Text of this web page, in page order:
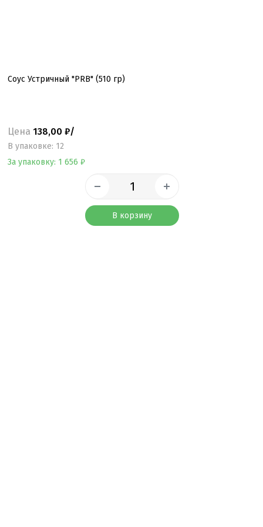
Соус Устричный "PRB" (510 гр)
Цена 138,00 ₽/
B упаковке: 12
За упаковку: 1 656 ₽
В корзину